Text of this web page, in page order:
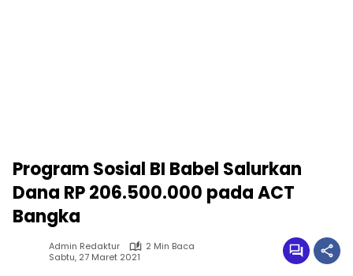
Program Sosial BI Babel Salurkan
Dana RP 206.500.000 pada ACT
Bangka
Admin Redaktur
2 Min Baca
Sabtu, 27 Maret 2021